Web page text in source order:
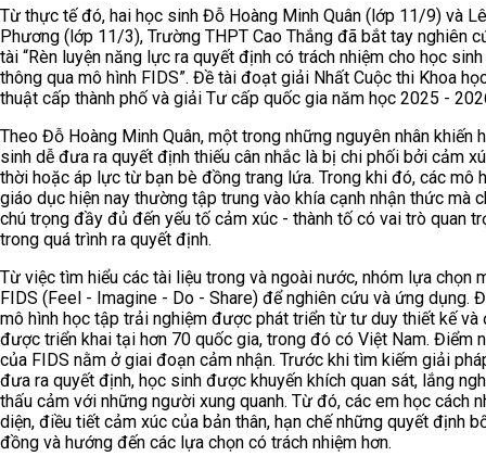
Từ thực tế đó, hai học sinh Đỗ Hoàng Minh Quân (lớp 11/9) và
Phương (lớp 11/3), Trường THPT Cao Thắng đã bắt tay nghiên
tài “Rèn luyện năng lực ra quyết định có trách nhiệm cho học
thông qua mô hình FIDS”. Đề tài đoạt giải Nhất Cuộc thi Khoa
thuật cấp thành phố và giải Tư cấp quốc gia năm học 2025 -
Theo Đỗ Hoàng Minh Quân, một trong những nguyên nhân khiến
sinh dễ đưa ra quyết định thiếu cân nhắc là bị chi phối bởi cảm
thời hoặc áp lực từ bạn bè đồng trang lứa. Trong khi đó, các mô
giáo dục hiện nay thường tập trung vào khía cạnh nhận thức mà
chú trọng đầy đủ đến yếu tố cảm xúc - thành tố có vai trò quan
trong quá trình ra quyết định.
Từ việc tìm hiểu các tài liệu trong và ngoài nước, nhóm lựa chọn
FIDS (Feel - Imagine - Do - Share) để nghiên cứu và ứng dụng.
mô hình học tập trải nghiệm được phát triển từ tư duy thiết kế và
được triển khai tại hơn 70 quốc gia, trong đó có Việt Nam. Điểm
của FIDS nằm ở giai đoạn cảm nhận. Trước khi tìm kiếm giải
đưa ra quyết định, học sinh được khuyến khích quan sát, lắng
thấu cảm với những người xung quanh. Từ đó, các em học cách
diện, điều tiết cảm xúc của bản thân, hạn chế những quyết định
đồng và hướng đến các lựa chọn có trách nhiệm hơn.